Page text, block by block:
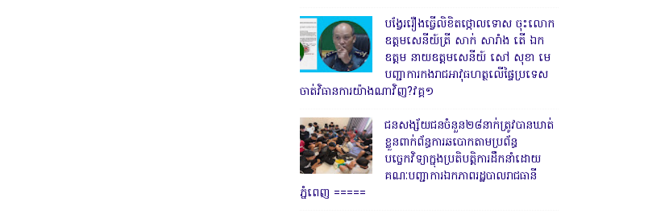
បង្វែររឿងធ្វើលិខិតថ្កោលទោស ចុះលោក
ឧត្តមសេនីយ៍ត្រី សាក់ សារាំង តើ ឯក
ឧត្តម នាយឧត្តមសេនីយ៍ សៅ សុខា មេ
បញ្ជាការកងរាជអាវុធហត្ថលើផ្ទៃប្រទេស
ចាត់វិធានការយ៉ាងណាវិញ?វគ្គ១
ជនសង្ស័យជនចំនួន២៨នាក់ត្រូវបានឃាត់
ខ្លួនពាក់ព័ន្ធការឆបោកតាមប្រព័ន្ធ
បច្ចេកវិទ្យាក្នុងប្រតិបត្តិការដឹកនាំដោយ
គណៈបញ្ជាការឯកភាពរដ្ឋបាលរាជធានី
ភ្នំពេញ ‎=====